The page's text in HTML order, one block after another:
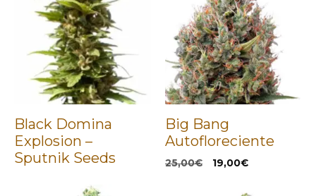
Black Domina
Explosion –
Sputnik Seeds
Big Bang
Autofloreciente
25,00€
El
19,00€El